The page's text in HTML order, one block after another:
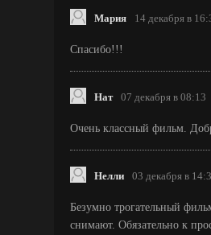
Мария 14 декабря в
Спасибо!!!
Нат 07 декабря в 08:13
Очень классный фильм.
Нелли 03 декабря в
Безумно трогательный
снимают. Обязательно к